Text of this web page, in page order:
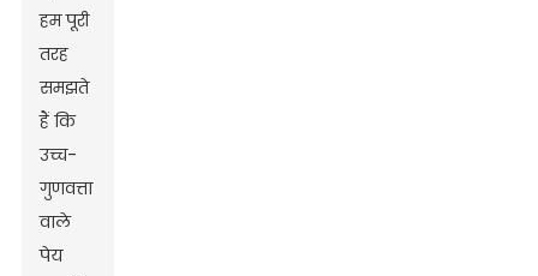
हम पूरी
तरह
समझते
हैं कि
उच्च-
गुणवत्ता
वाले
पेय